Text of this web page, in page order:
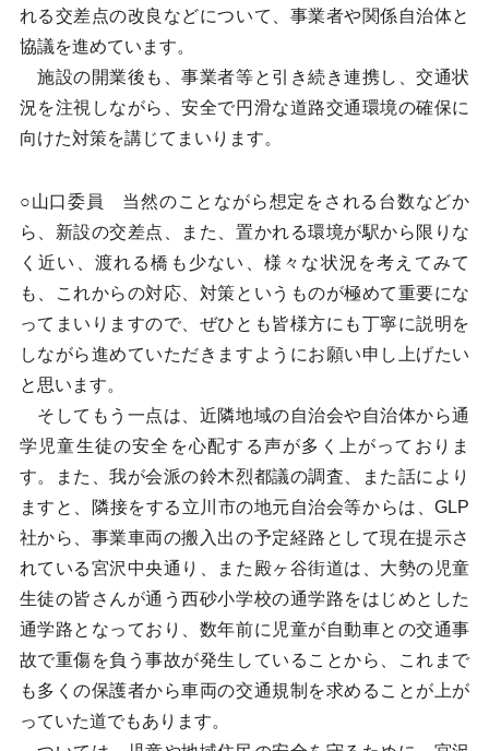
れる交差点の改良などについて、事業者や関係自治体と
協議を進めています。
施設の開業後も、事業者等と引き続き連携し、交通状
況を注視しながら、安全で円滑な道路交通環境の確保に
向けた対策を講じてまいります。
○山口委員 当然のことながら想定をされる台数などか
ら、新設の交差点、また、置かれる環境が駅から限りな
く近い、渡れる橋も少ない、様々な状況を考えてみて
も、これからの対応、対策というものが極めて重要にな
ってまいりますので、ぜひとも皆様方にも丁寧に説明を
しながら進めていただきますようにお願い申し上げたい
と思います。
そしてもう一点は、近隣地域の自治会や自治体から通
学児童生徒の安全を心配する声が多く上がっておりま
す。また、我が会派の鈴木烈都議の調査、また話により
ますと、隣接をする立川市の地元自治会等からは、GLP
社から、事業車両の搬入出の予定経路として現在提示さ
れている宮沢中央通り、また殿ヶ谷街道は、大勢の児童
生徒の皆さんが通う西砂小学校の通学路をはじめとした
通学路となっており、数年前に児童が自動車との交通事
故で重傷を負う事故が発生していることから、これまで
も多くの保護者から車両の交通規制を求めることが上が
っていた道でもあります。